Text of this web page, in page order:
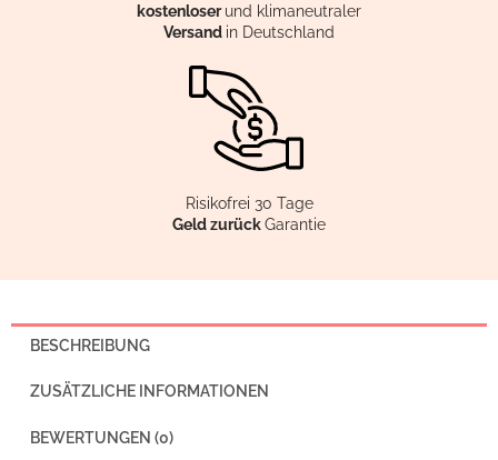
kostenloserund klimaneutraler
Versand in Deutschland
Risikofrei 30 Tage
Geld zurückGarantie
BESCHREIBUNG
ZUSÄTZLICHE INFORMATIONEN
BEWERTUNGEN (0)